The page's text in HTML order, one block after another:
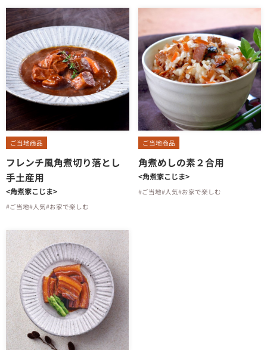
ご当地商品
フレンチ風角煮切り落とし
手土産用
<角煮家こじま>
#ご当地#人気#お家で楽しむ
ご当地商品
角煮めしの素２合用
<角煮家こじま>
#ご当地#人気#お家で楽しむ